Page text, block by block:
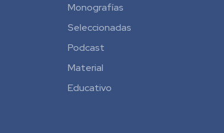
Monografías
Seleccionadas
Podcast
Material
Educativo